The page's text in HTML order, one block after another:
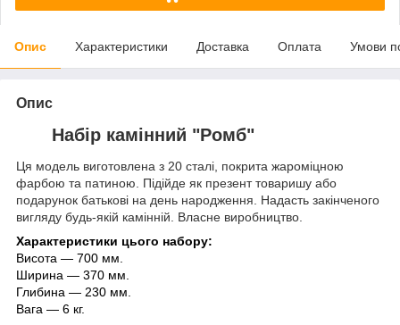
Опис Характеристики Доставка Оплата Умови
Опис
Набір камінний "Ромб"
Ця модель виготовлена з 20 сталі, покрита жароміцною
фарбою та патиною. Підійде як презент товаришу або
подарунок батькові на день народження. Надасть закінченого
вигляду будь-якій камінній. Власне виробництво.
Характеристики цього набору:
Висота — 700 мм.
Ширина — 370 мм.
Глибина — 230 мм.
Вага — 6 кг.